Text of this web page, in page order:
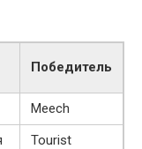
Победитель
Meech
Tourist